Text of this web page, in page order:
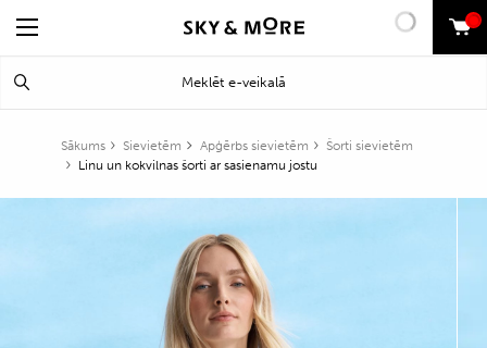
0
Sākums Sievietēm Apģērbs sievietēm
Šorti sievietēm
Linu un kokvilnas šorti ar sasienamu jostu